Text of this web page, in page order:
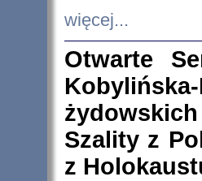
więcej...
Otwarte
Szality z
z